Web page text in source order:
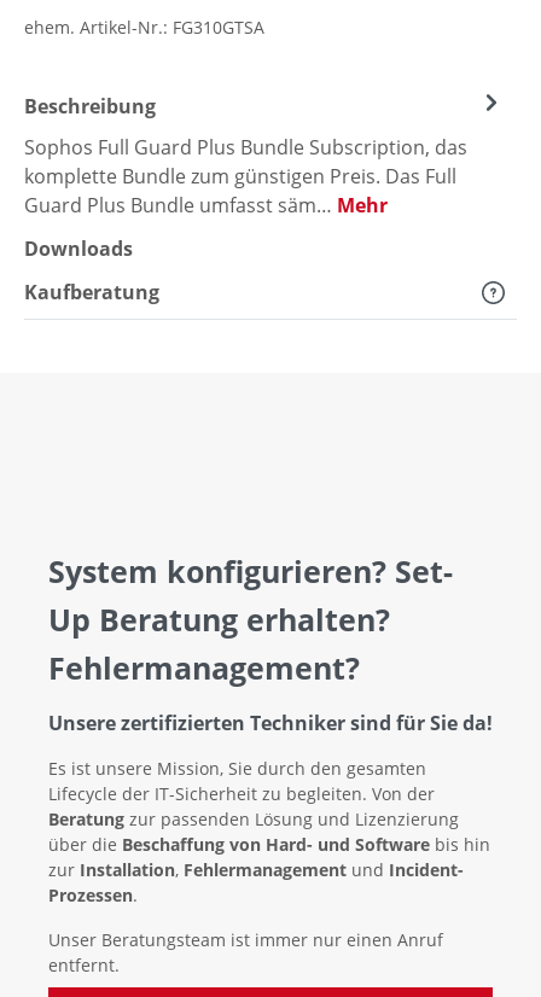
ehem. Artikel-Nr.: FG310GTSA
Beschreibung
Sophos Full Guard Plus Bundle Subscription, das
komplette Bundle zum günstigen Preis. Das Full
Guard Plus Bundle umfasst säm… Mehr
Downloads
Kaufberatung
System konfigurieren? Set-
Up Beratung erhalten?
Fehlermanagement?
Unsere zertifizierten Techniker sind für Sie da!
Es ist unsere Mission, Sie durch den gesamten
Lifecycle der IT-Sicherheit zu begleiten. Von der
Beratung zur passenden Lösung und Lizenzierung
über die Beschaffung von Hard- und Software bis hin
zur Installation, Fehlermanagement und Incident-
Prozessen.
Unser Beratungsteam ist immer nur einen Anruf
entfernt.